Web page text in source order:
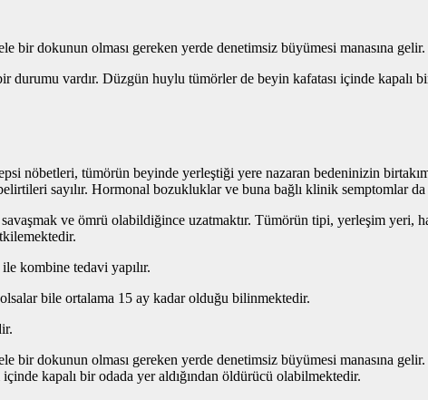
bir dokunun olması gereken yerde denetimsiz büyümesi manasına gelir.
vardır. Düzgün huylu tümörler de beyin kafatası içinde kapalı
nöbetleri, tümörün beyinde yerleştiği yere nazaran bedeninizin
sayılır. Hormonal bozukluklar ve buna bağlı klinik semptomlar da
ve ömrü olabildiğince uzatmaktır. Tümörün tipi, yerleşim yeri,
kombine tedavi yapılır.
bile ortalama 15 ay kadar olduğu bilinmektedir.
bir dokunun olması gereken yerde denetimsiz büyümesi manasına
kapalı bir odada yer aldığından öldürücü olabilmektedir.